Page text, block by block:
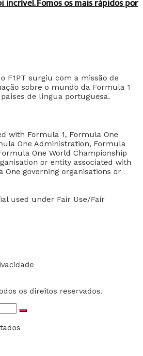
Fomos os mais rápidos por
F1PT surgiu com a missão de
sobre o mundo da Formula 1
de língua portuguesa.
with Formula 1, Formula One
One Administration, Formula
One World Championship
or entity associated with
One governing organisations or
used under Fair Use/Fair
os direitos reservados.